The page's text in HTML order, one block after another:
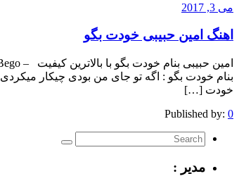
می 3, 2017
اهنگ امین حبیبی خودت بگو
بنام خودت بگو : اگه تو جای من بودی چیکار
خودت […]
Published by: 0
مدیر :